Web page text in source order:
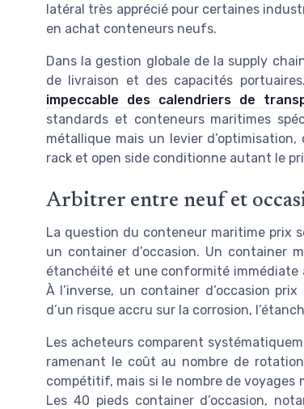
latéral très apprécié pour certaines
en achat conteneurs neufs.
Dans la gestion globale de la supply
de livraison et des capacités
impeccable des calendriers de
standards et conteneurs maritimes
métallique mais un levier
rack et open side conditionne autant le
Arbitrer entre neuf et
La question du conteneur maritime prix
un container d’occasion. Un container
étanchéité et une conformité immédiate
À l’inverse, un container d’occasion
d’un risque accru sur la corrosion,
Les acheteurs comparent
ramenant le coût au nombre de
compétitif, mais si le nombre de
Les 40 pieds container d’occasion,